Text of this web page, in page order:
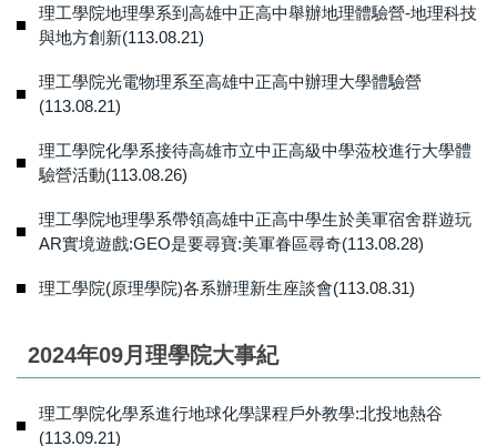
理工學院地理學系到高雄中正高中舉辦地理體驗營-地理科技
與地方創新(113.08.21)
理工學院光電物理系至高雄中正高中辦理大學體驗營
(113.08.21)
理工學院化學系接待高雄市立中正高級中學蒞校進行大學體
驗營活動(113.08.26)
理工學院地理學系帶領高雄中正高中學生於美軍宿舍群遊玩
AR實境遊戲:GEO是要尋寶:美軍眷區尋奇(113.08.28)
理工學院(原理學院)各系辦理新生座談會(113.08.31)
2024年09月理學院大事紀
理工學院化學系進行地球化學課程戶外教學:北投地熱谷
(113.09.21)